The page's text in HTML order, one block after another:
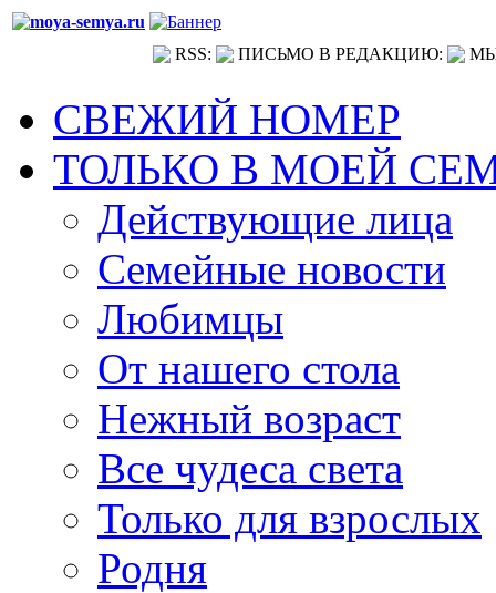
RSS: ПИСЬМО В РЕДАКЦИЮ:
СВЕЖИЙ НОМЕР
ТОЛЬКО В МОЕЙ
Действующие лица
Семейные новости
Любимцы
От нашего стола
Нежный возраст
Все чудеса света
Только для взрослых
Родня